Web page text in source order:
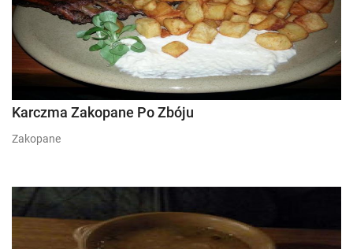
Karczma Zakopane Po Zbóju
Zakopane